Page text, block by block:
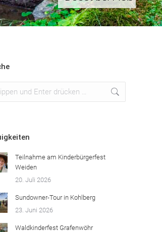
Teilnahme am Kinderbürgerfest
Weiden
20. Juli 2026
Sundowner-Tour in Kohlberg
23. Juni 2026
Waldkinderfest Grafenwöhr